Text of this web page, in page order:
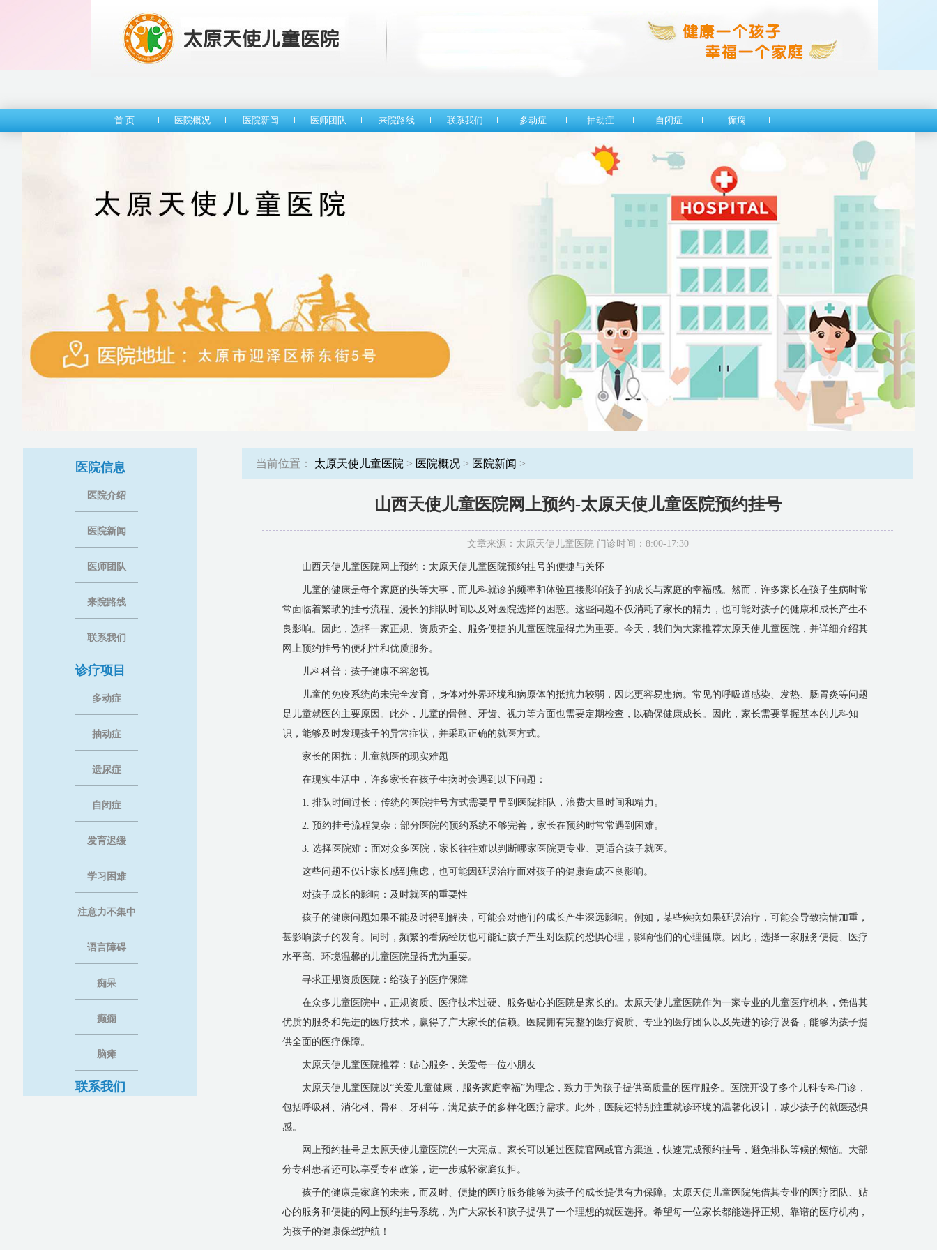
首 页 医院概况 医院新闻 医师团队 来院路线 联系我们 多动症 抽动症 自闭症 癫痫
医院信息
医院介绍
医院新闻
医师团队
来院路线
联系我们
诊疗项目
多动症
抽动症
遗尿症
自闭症
发育迟缓
学习困难
注意力不集中
语言障碍
痴呆
癫痫
脑瘫
联系我们
当前位置： 太原天使儿童医院 > 医院概况 > 医院新闻 >
山西天使儿童医院网上预约-太原天使儿童医院预约挂号
文章来源：太原天使儿童医院 门诊时间：8:00-17:30
山西天使儿童医院网上预约：太原天使儿童医院预约挂号的便捷与关怀
儿童的健康是每个家庭的头等大事，而儿科就诊的频率和体验直接影响孩子的成长与家庭的幸福感。然而，许多家长在孩子生病时常
常面临着繁琐的挂号流程、漫长的排队时间以及对医院选择的困惑。这些问题不仅消耗了家长的精力，也可能对孩子的健康和成长产生不
良影响。因此，选择一家正规、资质齐全、服务便捷的儿童医院显得尤为重要。今天，我们为大家推荐太原天使儿童医院，并详细介绍其
网上预约挂号的便利性和优质服务。
儿科科普：孩子健康不容忽视
儿童的免疫系统尚未完全发育，身体对外界环境和病原体的抵抗力较弱，因此更容易患病。常见的呼吸道感染、发热、肠胃炎等问题
是儿童就医的主要原因。此外，儿童的骨骼、牙齿、视力等方面也需要定期检查，以确保健康成长。因此，家长需要掌握基本的儿科知
识，能够及时发现孩子的异常症状，并采取正确的就医方式。
家长的困扰：儿童就医的现实难题
在现实生活中，许多家长在孩子生病时会遇到以下问题：
1. 排队时间过长：传统的医院挂号方式需要早早到医院排队，浪费大量时间和精力。
2. 预约挂号流程复杂：部分医院的预约系统不够完善，家长在预约时常常遇到困难。
3. 选择医院难：面对众多医院，家长往往难以判断哪家医院更专业、更适合孩子就医。
这些问题不仅让家长感到焦虑，也可能因延误治疗而对孩子的健康造成不良影响。
对孩子成长的影响：及时就医的重要性
孩子的健康问题如果不能及时得到解决，可能会对他们的成长产生深远影响。例如，某些疾病如果延误治疗，可能会导致病情加重，
甚影响孩子的发育。同时，频繁的看病经历也可能让孩子产生对医院的恐惧心理，影响他们的心理健康。因此，选择一家服务便捷、医疗
水平高、环境温馨的儿童医院显得尤为重要。
寻求正规资质医院：给孩子的医疗保障
在众多儿童医院中，正规资质、医疗技术过硬、服务贴心的医院是家长的。太原天使儿童医院作为一家专业的儿童医疗机构，凭借其
优质的服务和先进的医疗技术，赢得了广大家长的信赖。医院拥有完整的医疗资质、专业的医疗团队以及先进的诊疗设备，能够为孩子提
供全面的医疗保障。
太原天使儿童医院推荐：贴心服务，关爱每一位小朋友
太原天使儿童医院以“关爱儿童健康，服务家庭幸福”为理念，致力于为孩子提供高质量的医疗服务。医院开设了多个儿科专科门诊，
包括呼吸科、消化科、骨科、牙科等，满足孩子的多样化医疗需求。此外，医院还特别注重就诊环境的温馨化设计，减少孩子的就医恐惧
感。
网上预约挂号是太原天使儿童医院的一大亮点。家长可以通过医院官网或官方渠道，快速完成预约挂号，避免排队等候的烦恼。大部
分专科患者还可以享受专科政策，进一步减轻家庭负担。
孩子的健康是家庭的未来，而及时、便捷的医疗服务能够为孩子的成长提供有力保障。太原天使儿童医院凭借其专业的医疗团队、贴
心的服务和便捷的网上预约挂号系统，为广大家长和孩子提供了一个理想的就医选择。希望每一位家长都能选择正规、靠谱的医疗机构，
为孩子的健康保驾护航！